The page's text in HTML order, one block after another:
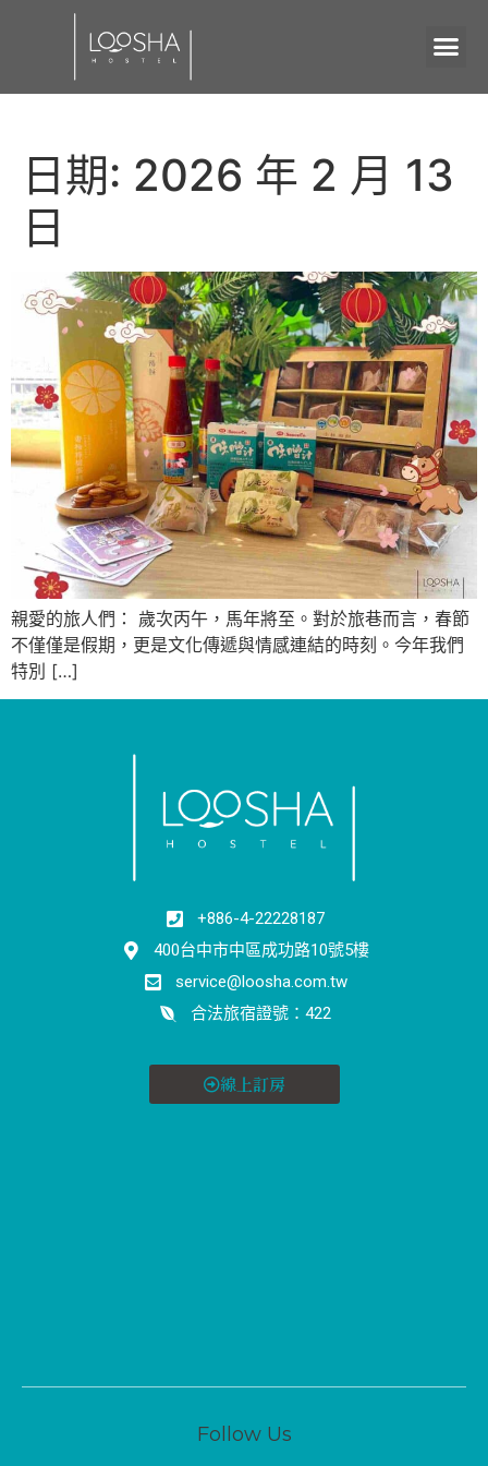
日期: 2026 年 2 月 13
日
親愛的旅人們： 歲次丙午，馬年將至。對於旅巷而言，春節
不僅僅是假期，更是文化傳遞與情感連結的時刻。今年我們
特別 […]
+886-4-22228187
400台中市中區成功路10號5樓
service@loosha.com.tw
合法旅宿證號：422
線上訂房
Follow Us